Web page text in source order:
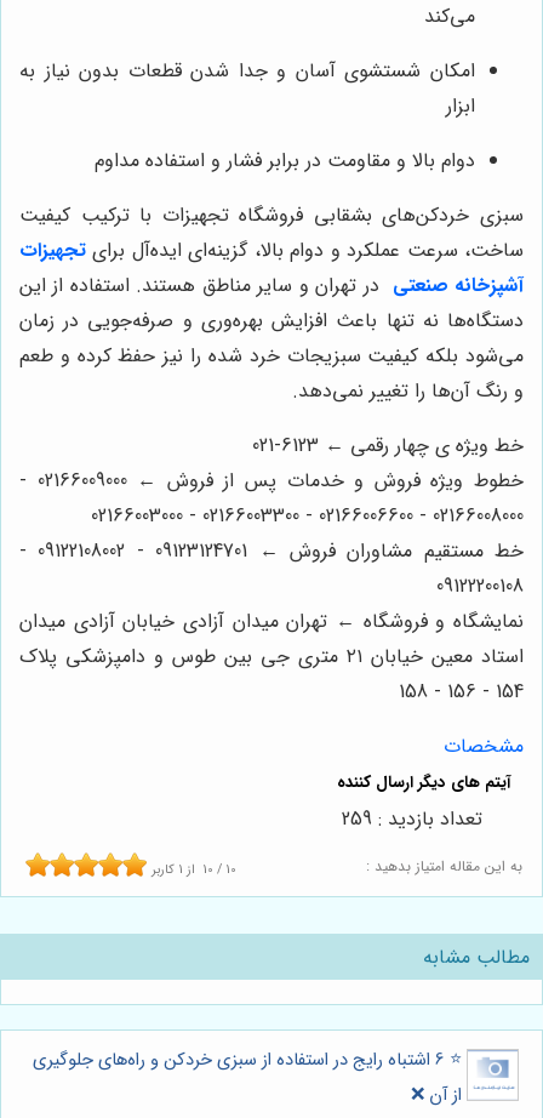
می‌کند
امکان شستشوی آسان و جدا شدن قطعات بدون نیاز به
ابزار
دوام بالا و مقاومت در برابر فشار و استفاده مداوم
سبزی خردکن‌های بشقابی فروشگاه تجهیزات با ترکیب کیفیت
ساخت، سرعت عملکرد و دوام بالا، گزینه‌ای ایده‌آل برای تجهیزات
آشپزخانه صنعتی در تهران و سایر مناطق هستند. استفاده از این
دستگاه‌ها نه تنها باعث افزایش بهره‌وری و صرفه‌جویی در زمان
می‌شود بلکه کیفیت سبزیجات خرد شده را نیز حفظ کرده و طعم
و رنگ آن‌ها را تغییر نمی‌دهد.
خط ویژه ی چهار رقمی ← 6123-021
خطوط ویژه فروش و خدمات پس از فروش ← 02166009000 -
02166008000 - 02166006600 - 02166003300 - 02166003000
خط مستقیم مشاوران فروش ← 09123124701 - 09122108002 -
09122200108
نمایشگاه و فروشگاه ← تهران میدان آزادی خیابان آزادی میدان
استاد معین خیابان ۲۱ متری جی بین طوس و دامپزشکی پلاک
154 - 156 - 158
مشخصات
به این مقاله امتیاز بدهید : 10 / 10 از1 کاربر
تعداد بازدید : 259
مطالب مشابه
⭐️ 6 اشتباه رایج در استفاده از سبزی خردکن و راه‌های جلوگیری
از آن ❌